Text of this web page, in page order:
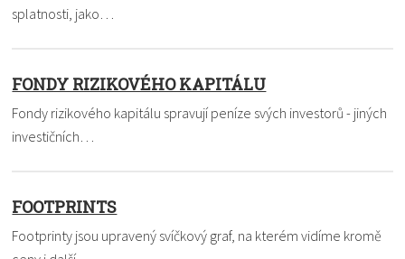
splatnosti, jako…
FONDY RIZIKOVÉHO KAPITÁLU
Fondy rizikového kapitálu spravují peníze svých investorů - jiných
investičních…
FOOTPRINTS
Footprinty jsou upravený svíčkový graf, na kterém vidíme kromě